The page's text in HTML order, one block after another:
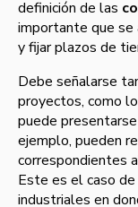
definición de las
importante que se
y fijar plazos de
Debe señalarse
proyectos, como
puede
ejemplo, pueden
correspondientes
Este es el caso
industriales en